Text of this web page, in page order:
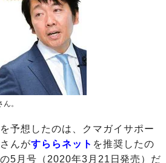
。
予想したのは、クマガイサポー
んがすららネット を推奨したの
の5月号（2020年3月21日発売）だ